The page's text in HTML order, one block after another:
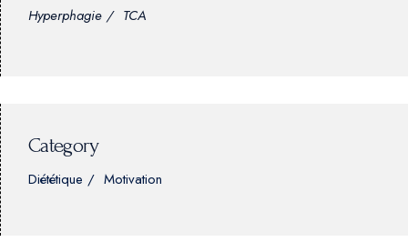
Hyperphagie TCA
Category
Diététique Motivation